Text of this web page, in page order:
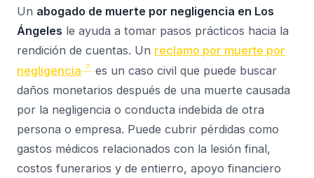
Un abogado de muerte por negligencia en Los
Ángeles le ayuda a tomar pasos prácticos hacia la
rendición de cuentas. Un reclamo por muerte por
negligencia
es un caso civil que puede buscar
daños monetarios después de una muerte causada
por la negligencia o conducta indebida de otra
persona o empresa. Puede cubrir pérdidas como
gastos médicos relacionados con la lesión final,
costos funerarios y de entierro, apoyo financiero